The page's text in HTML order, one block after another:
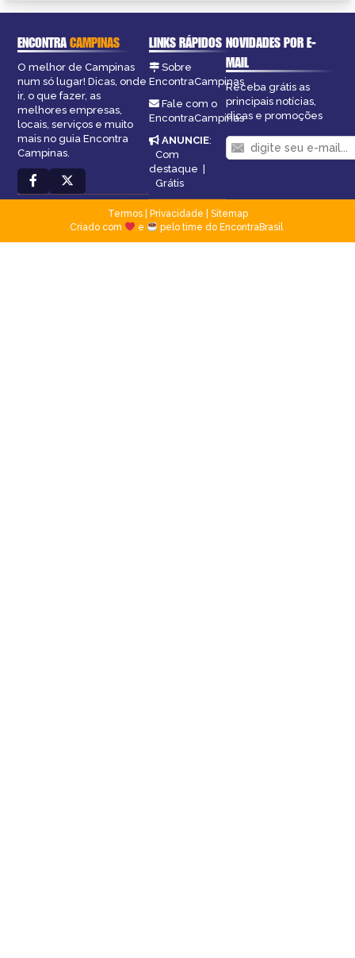
ENCONTRACAMPINAS
O melhor de Campinas
num só lugar! Dicas, onde
ir, o que fazer, as
melhores empresas,
locais, serviços e muito
mais no guia Encontra
Campinas.
LINKS RÁPIDOS
Sobre
EncontraCampinas
Fale com o
EncontraCampinas
ANUNCIE:
Com
destaque |
Grátis
NOVIDADES POR E-
MAIL
Receba grátis as
principais notícias,
dicas e promoções
Termos| Privacidade
Sitemap
Criado com
e pelo time do EncontraBrasil